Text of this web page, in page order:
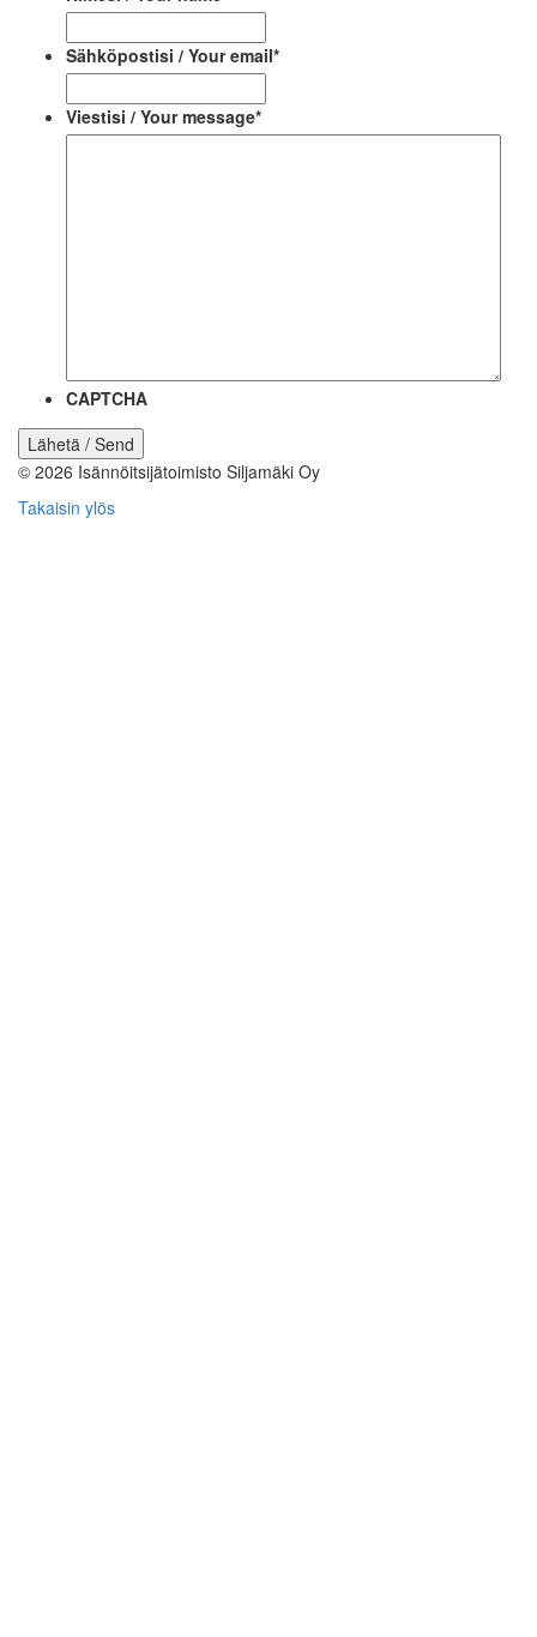
Sähköpostisi / Your email*
Viestisi / Your message*
CAPTCHA
© 2026 Isännöitsijätoimisto Siljamäki Oy
Takaisin ylös